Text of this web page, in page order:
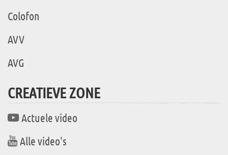
Colofon
AVV
AVG
CREATIEVE ZONE
Actuele video
Alle video's